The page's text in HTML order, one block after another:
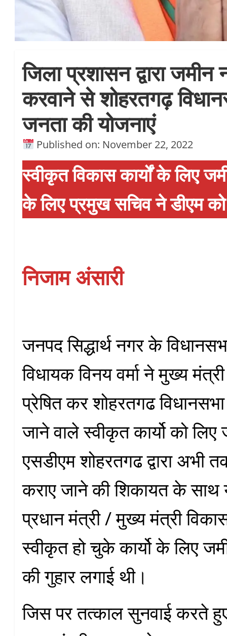
जिला प्रशासन द्वारा
करवाने से शोहरतगढ़
जनता की योजनाएं
Published on: November 22, 2022
स्वीकृत विकास कार्यों के लिए
के लिए प्रमुख सचिव ने डीएम
निजाम अंसारी
जनपद सिद्धार्थ नगर के
विधायक विनय वर्मा ने मुख्य
प्रेषित कर शोहरतगढ
जाने वाले स्वीकृत कार्यो को
एसडीएम शोहरतगढ द्वारा अभी
कराए जाने की शिकायत के साथ
प्रधान मंत्री / मुख्य मंत्री
स्वीकृत हो चुके कार्यो के लिए
की गुहार लगाई थी।
जिस पर तत्काल सुनवाई करते